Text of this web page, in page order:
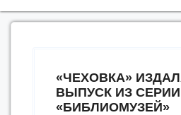
«ЧЕХОВКА»
ВЫПУСК ИЗ СЕРИИ
«БИБЛИОМУЗЕЙ»